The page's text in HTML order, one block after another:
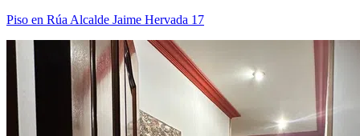
Piso en Rúa Alcalde Jaime Hervada 17